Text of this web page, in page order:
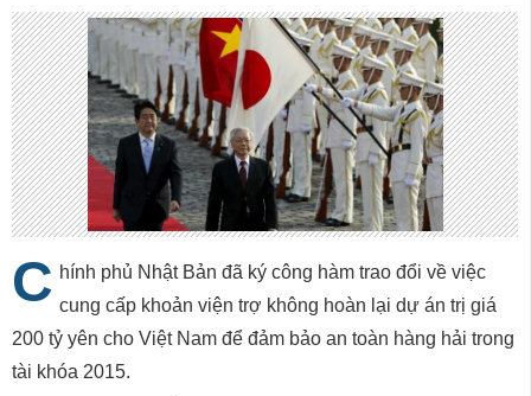
C hính phủ Nhật Bản đã ký công hàm trao đổi về việc
cung cấp khoản viện trợ không hoàn lại dự án trị giá
200 tỷ yên cho Việt Nam để đảm bảo an toàn hàng hải trong
tài khóa 2015.